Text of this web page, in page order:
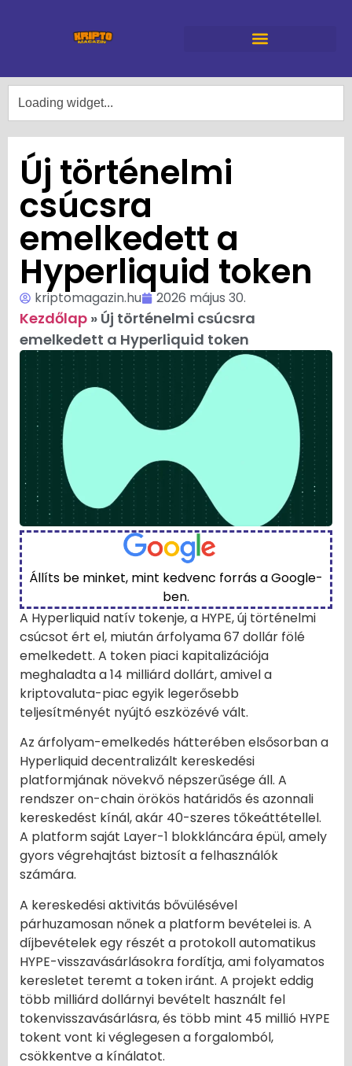
Új történelmi
csúcsra
emelkedett a
Hyperliquid token
kriptomagazin.hu 2026 május 30.
Kezdőlap » Új történelmi csúcsra
emelkedett a Hyperliquid token
Állíts be minket, mint kedvenc forrás a Google-
ben.
A Hyperliquid natív tokenje, a HYPE, új történelmi
csúcsot ért el, miután árfolyama 67 dollár fölé
emelkedett. A token piaci kapitalizációja
meghaladta a 14 milliárd dollárt, amivel a
kriptovaluta-piac egyik legerősebb
teljesítményét nyújtó eszközévé vált.
Az árfolyam-emelkedés hátterében elsősorban a
Hyperliquid decentralizált kereskedési
platformjának növekvő népszerűsége áll. A
rendszer on-chain örökös határidős és azonnali
kereskedést kínál, akár 40-szeres tőkeáttétellel.
A platform saját Layer-1 blokkláncára épül, amely
gyors végrehajtást biztosít a felhasználók
számára.
A kereskedési aktivitás bővülésével
párhuzamosan nőnek a platform bevételei is. A
díjbevételek egy részét a protokoll automatikus
HYPE-visszavásárlásokra fordítja, ami folyamatos
keresletet teremt a token iránt. A projekt eddig
több milliárd dollárnyi bevételt használt fel
tokenvisszavásárlásra, és több mint 45 millió HYPE
tokent vont ki véglegesen a forgalomból,
csökkentve a kínálatot.